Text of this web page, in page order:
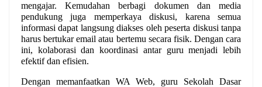
mengajar. Kemudahan berbagi dokumen dan media
pendukung juga memperkaya diskusi, karena semua
informasi dapat langsung diakses oleh peserta diskusi tanpa
harus bertukar email atau bertemu secara fisik. Dengan cara
ini, kolaborasi dan koordinasi antar guru menjadi lebih
efektif dan efisien.
Dengan memanfaatkan WA Web, guru Sekolah Dasar